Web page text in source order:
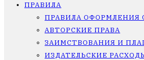
ПРАВИЛА
ПРАВИЛА ОФОРМЛЕНИЯ
АВТОРСКИЕ ПРАВА
ЗАИМСТВОВАНИЯ И
ИЗДАТЕЛЬСКИЕ